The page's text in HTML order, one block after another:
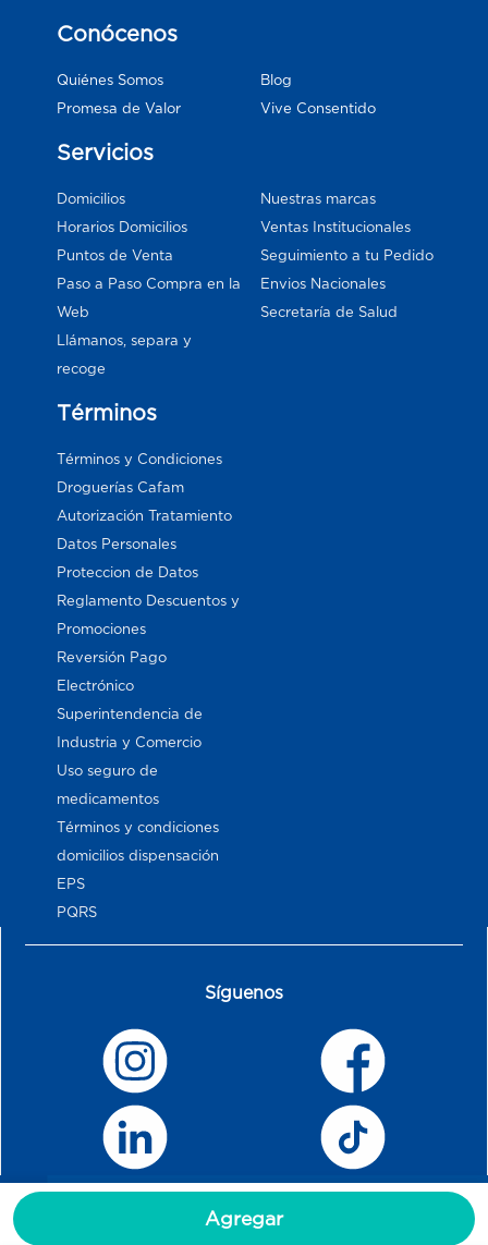
Agregar
Conócenos
Quiénes Somos
Promesa de Valor
Blog
Vive Consentido
Servicios
Domicilios
Horarios Domicilios
Puntos de Venta
Paso a Paso Compra en la
Web
Llámanos, separa y
recoge
Nuestras marcas
Ventas Institucionales
Seguimiento a tu Pedido
Envios Nacionales
Secretaría de Salud
Términos
Términos y Condiciones
Droguerías Cafam
Autorización Tratamiento
Datos Personales
Proteccion de Datos
Reglamento Descuentos y
Promociones
Reversión Pago
Electrónico
Superintendencia de
Industria y Comercio
Uso seguro de
medicamentos
Términos y condiciones
domicilios dispensación
EPS
PQRS
Síguenos